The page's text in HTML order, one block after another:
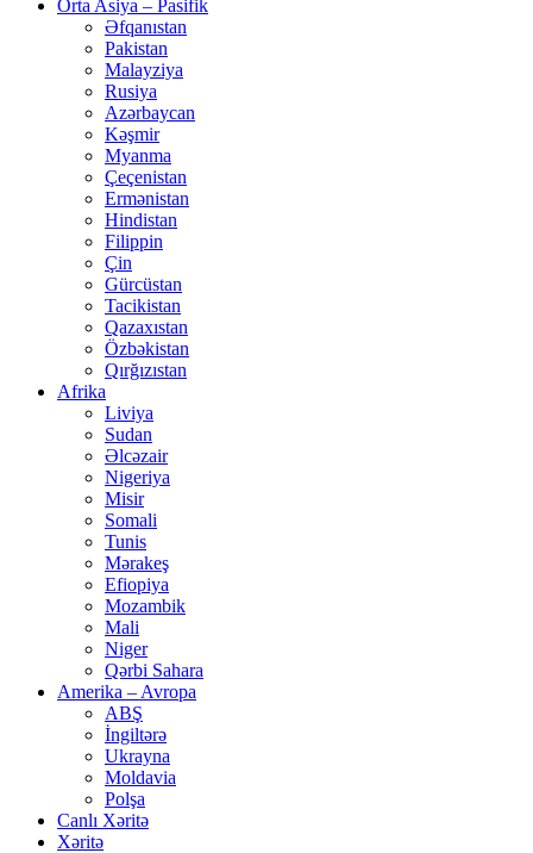
Orta Asiya – Pasifik
Əfqanıstan
Pakistan
Malayziya
Rusiya
Azərbaycan
Kəşmir
Myanma
Çeçenistan
Ermənistan
Hindistan
Filippin
Çin
Gürcüstan
Tacikistan
Qazaxıstan
Özbəkistan
Qırğızıstan
Afrika
Liviya
Sudan
Əlcəzair
Nigeriya
Misir
Somali
Tunis
Mərakeş
Efiopiya
Mozambik
Mali
Niger
Qərbi Sahara
Amerika – Avropa
ABŞ
İngiltərə
Ukrayna
Moldavia
Polşa
Canlı Xəritə
Xəritə